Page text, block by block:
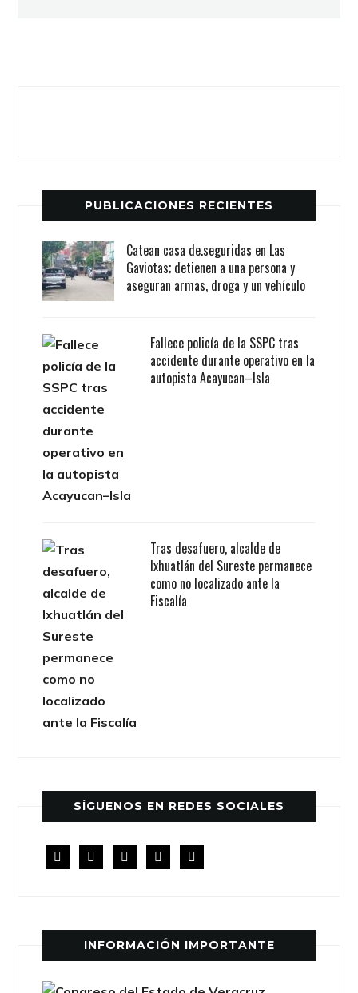
PUBLICACIONES RECIENTES
Catean casa de.seguridas en Las
Gaviotas; detienen a una persona y
aseguran armas, droga y un vehículo
Fallece policía de la SSPC tras
accidente durante operativo en la
autopista Acayucan–Isla
Tras desafuero, alcalde de
Ixhuatlán del Sureste permanece
como no localizado ante la
Fiscalía
SÍGUENOS EN REDES SOCIALES
facebooktwitterinstagramyoutube
rss
INFORMACIÓN IMPORTANTE